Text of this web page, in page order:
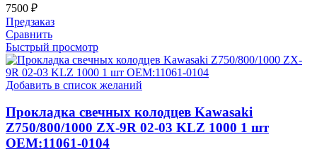
7500 ₽
Предзаказ
Сравнить
Быстрый просмотр
Добавить в список желаний
Прокладка свечных колодцев Kawasaki
Z750/800/1000 ZX-9R 02-03 KLZ 1000 1 шт
OEM:11061-0104